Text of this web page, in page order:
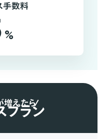
手数料
%
増えたら
プラン